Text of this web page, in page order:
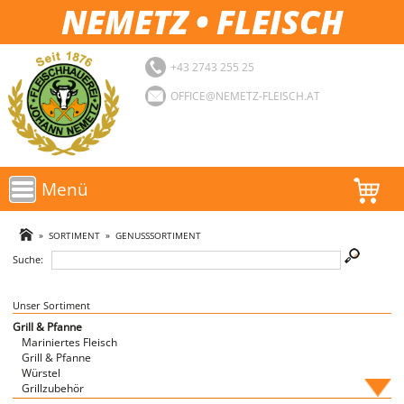
NEMETZ • FLEISCH
+43 2743 255 25
OFFICE@NEMETZ-FLEISCH.AT
Menü
AKTIONEN
SORTIMENT
LOGIN
FAVORITEN
» SORTIMENT» GENUSSSORTIMENT
Suche:
Unser Sortiment
Grill & Pfanne
Mariniertes Fleisch
Grill & Pfanne
Würstel
Grillzubehör